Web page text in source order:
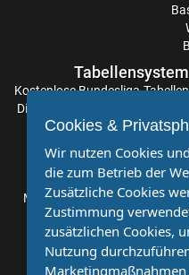
Bundesliga
Frauen
Bundesliga
Tabelle
KostenloseBundesliga-Tabellen
Die Aktualisierung der
Sie stets auf dem
Möchten Sie, dass auch Ihr
sind Sie bei uns genau
kostenlose Kooperation.
Cookies &
Wir nutzen Cookies
die zum Betrieb der
Zusätzliche Cookies
Zustimmung
zusätzlichen Cookies,
Nutzung